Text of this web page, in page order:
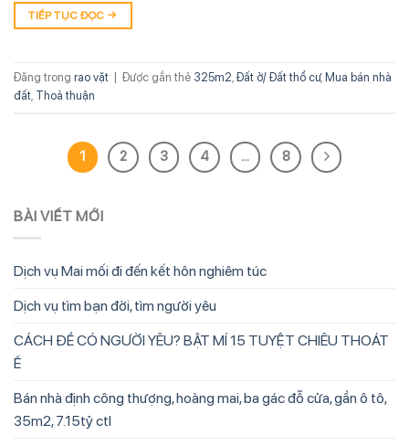
TIẾP TỤC ĐỌC →
Đăng trong rao vặt Được gắn thẻ 325m2, Đất ở/ Đất thổ cư, Mua bán nhà
đất, Thoả thuận
1 2 3 4 … 8
BÀI VIẾT MỚI
Dịch vụ Mai mối đi đến kết hôn nghiêm túc
Dịch vụ tìm bạn đời, tìm người yêu
CÁCH ĐỂ CÓ NGƯỜI YÊU? BẬT MÍ 15 TUYỆT CHIÊU THOÁT
Ế
Bán nhà định công thượng, hoàng mai, ba gác đỗ cửa, gần ô tô,
35m2, 7.15tỷ ctl